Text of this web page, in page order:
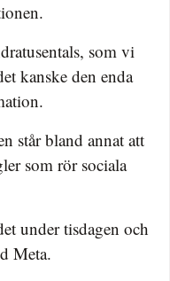
som vi
kanske den enda
står bland annat att
som rör sociala
under tisdagen och
Meta.